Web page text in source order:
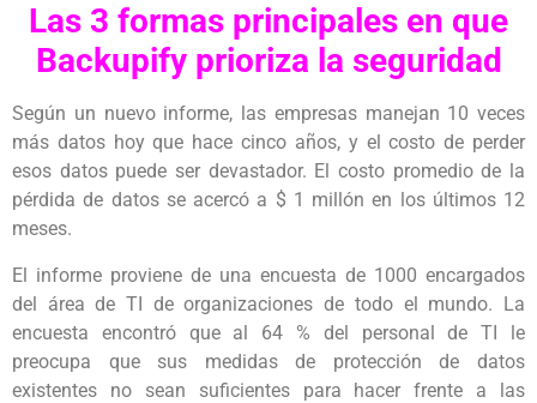
Las 3 formas principales en que
Backupify prioriza la seguridad
Según un nuevo informe, las empresas manejan 10 veces
más datos hoy que hace cinco años, y el costo de perder
esos datos puede ser devastador. El costo promedio de la
pérdida de datos se acercó a $ 1 millón en los últimos 12
meses.
El informe proviene de una encuesta de 1000 encargados
del área de TI de organizaciones de todo el mundo. La
encuesta encontró que al 64 % del personal de TI le
preocupa que sus medidas de protección de datos
existentes no sean suficientes para hacer frente a las